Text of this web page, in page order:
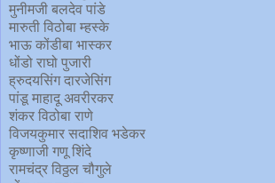
मुनीमजी बलदेव पांडे
मारुती विठोबा म्हस्के
भाऊ कोंडीबा भास्कर
धोंडो राघो पुजारी
ह्रुदयसिंग दारजेसिंग
पांडू माहादू अवरीरकर
शंकर विठोबा राणे
विजयकुमार सदाशिव भडेकर
कृष्णाजी गणू शिंदे
रामचंद्र विठ्ठल चौगुले